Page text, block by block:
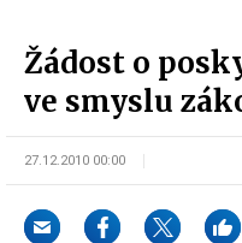
Žádost o
ve smyslu
27.12.2010 00:00